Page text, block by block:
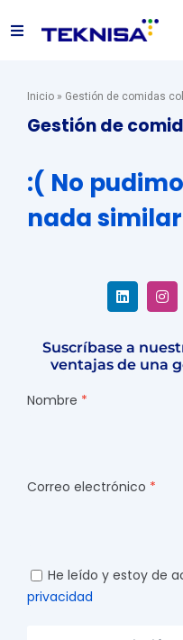
Alternar
Soluciones
Recursos
Ventas: (31) 2122-2300
Póngase en contacto
Inicio» Gestión de comidas
Gestión de
:( No
nada
Suscríbase a
ventajas de una
Nombre
Correo electrónico
He leído y estoy de
privacidad